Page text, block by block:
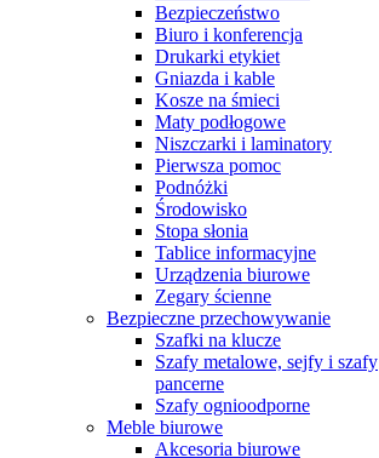
Bezpieczeństwo
Biuro i konferencja
Drukarki etykiet
Gniazda i kable
Kosze na śmieci
Maty podłogowe
Niszczarki i laminatory
Pierwsza pomoc
Podnóżki
Środowisko
Stopa słonia
Tablice informacyjne
Urządzenia biurowe
Zegary ścienne
Bezpieczne przechowywanie
Szafki na klucze
Szafy metalowe, sejfy i szafy
pancerne
Szafy ognioodporne
Meble biurowe
Akcesoria biurowe